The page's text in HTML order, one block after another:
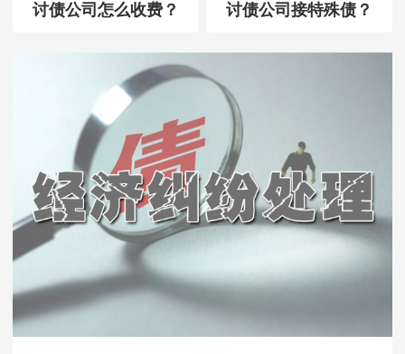
讨债公司怎么收费？ 讨债公司接特殊债？